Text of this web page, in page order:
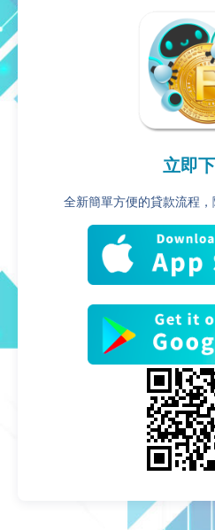
立即
全新簡單方便的貸款流程